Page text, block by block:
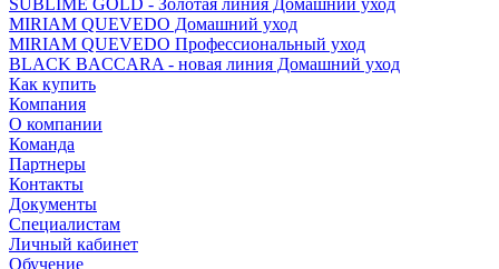
SUBLIME GOLD - Золотая линия Домашний уход
MIRIAM QUEVEDO Домашний уход
MIRIAM QUEVEDO Профессиональный уход
BLACK BACCARA - новая линия Домашний уход
Как купить
Компания
О компании
Команда
Партнеры
Контакты
Документы
Специалистам
Личный кабинет
Обучение